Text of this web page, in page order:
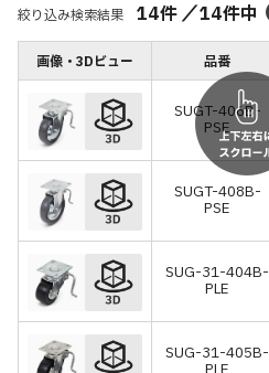
絞り込み検索結果 14件／14件中
画像・3Dビュー 品番
SUGT-406B-
PSE
SUGT-408B-
PSE
SUG-31-404B-
PLE
SUG-31-405B-